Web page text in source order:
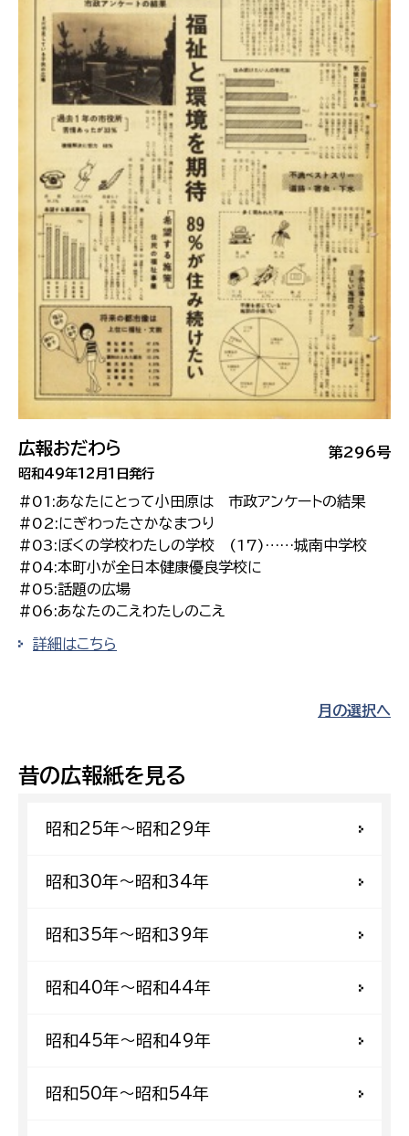
昔の広報紙を見る
昭和25年〜昭和29年
昭和30年〜昭和34年
昭和35年〜昭和39年
昭和40年〜昭和44年
昭和45年〜昭和49年
昭和50年〜昭和54年
第296号
広報おだわら
昭和49年12月1日発行
#01:あなたにとって小田原は 市政アンケートの結果
#02:にぎわったさかなまつり
#03:ぼくの学校わたしの学校 (17)……城南中学校
#04:本町小が全日本健康優良学校に
#05:話題の広場
#06:あなたのこえわたしのこえ
詳細はこちら
月の選択へ